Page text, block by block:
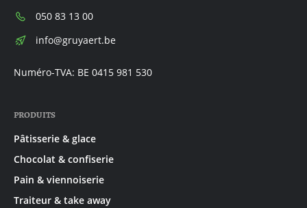
Téléphone:
050 83 13 00
E-
info@gruyaert.be
Numéro-TVA: BE 0415 981 530
PRODUITS
Pâtisserie & glace
Chocolat & confiserie
Pain & viennoiserie
Traiteur & take away